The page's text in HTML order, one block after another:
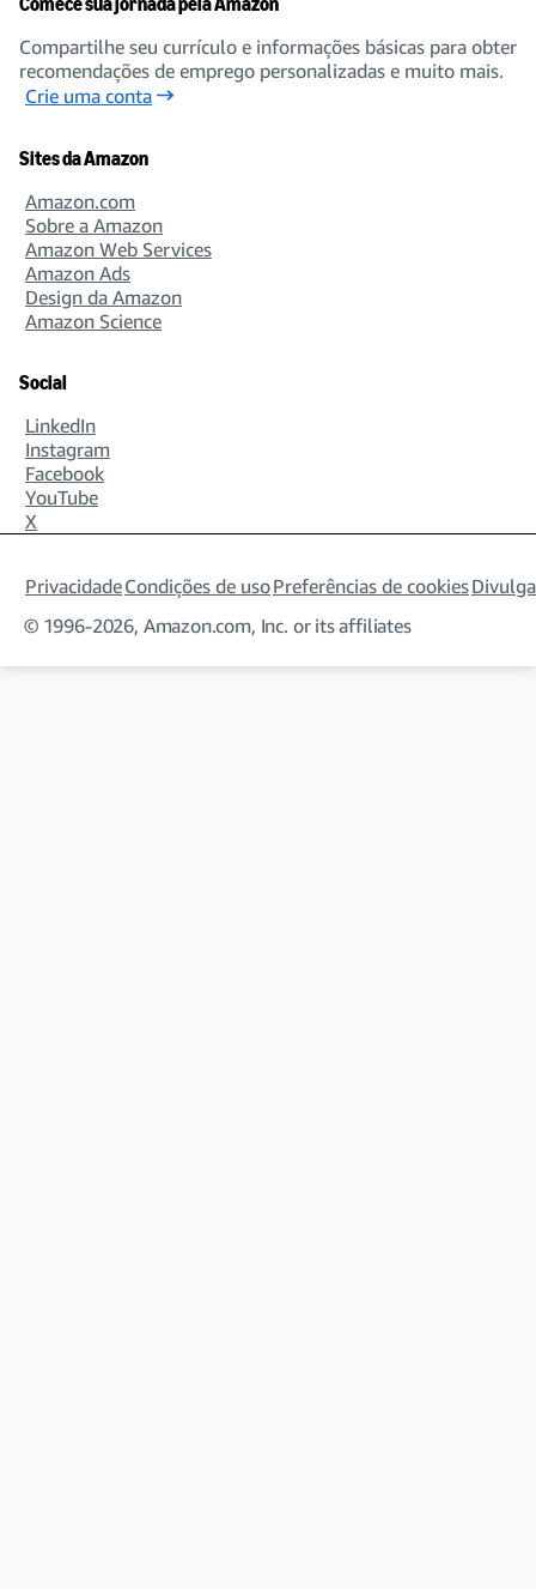
Compartilhe seu currículo e informações básicas para obter
recomendações de emprego personalizadas e muito mais.
Crie uma conta
Sites da Amazon
Amazon.com
Sobre a Amazon
Amazon Web Services
Amazon Ads
Design da Amazon
Amazon Science
Social
LinkedIn
Instagram
Facebook
YouTube
X
PrivacidadeCondições de usoPreferências de cookies
© 1996-2026, Amazon.com, Inc. or its affiliates